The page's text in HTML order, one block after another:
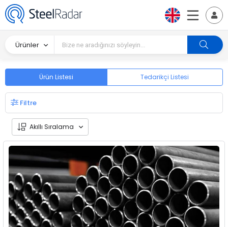
Ürünler
Ürün Listesi Tedarikçi Listesi
Filtre
Akıllı Sıralama